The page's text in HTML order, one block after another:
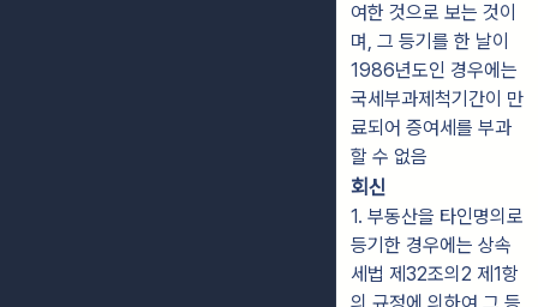
여한 것으로 보는 것이
며, 그 등기를 한 날이
1986년도인 경우에는
국세부과제척기간이 만
료되어 증여세를 부과
할 수 없음
회신
1. 부동산을 타인명의로
등기한 경우에는 상속
세법 제32조의2 제1항